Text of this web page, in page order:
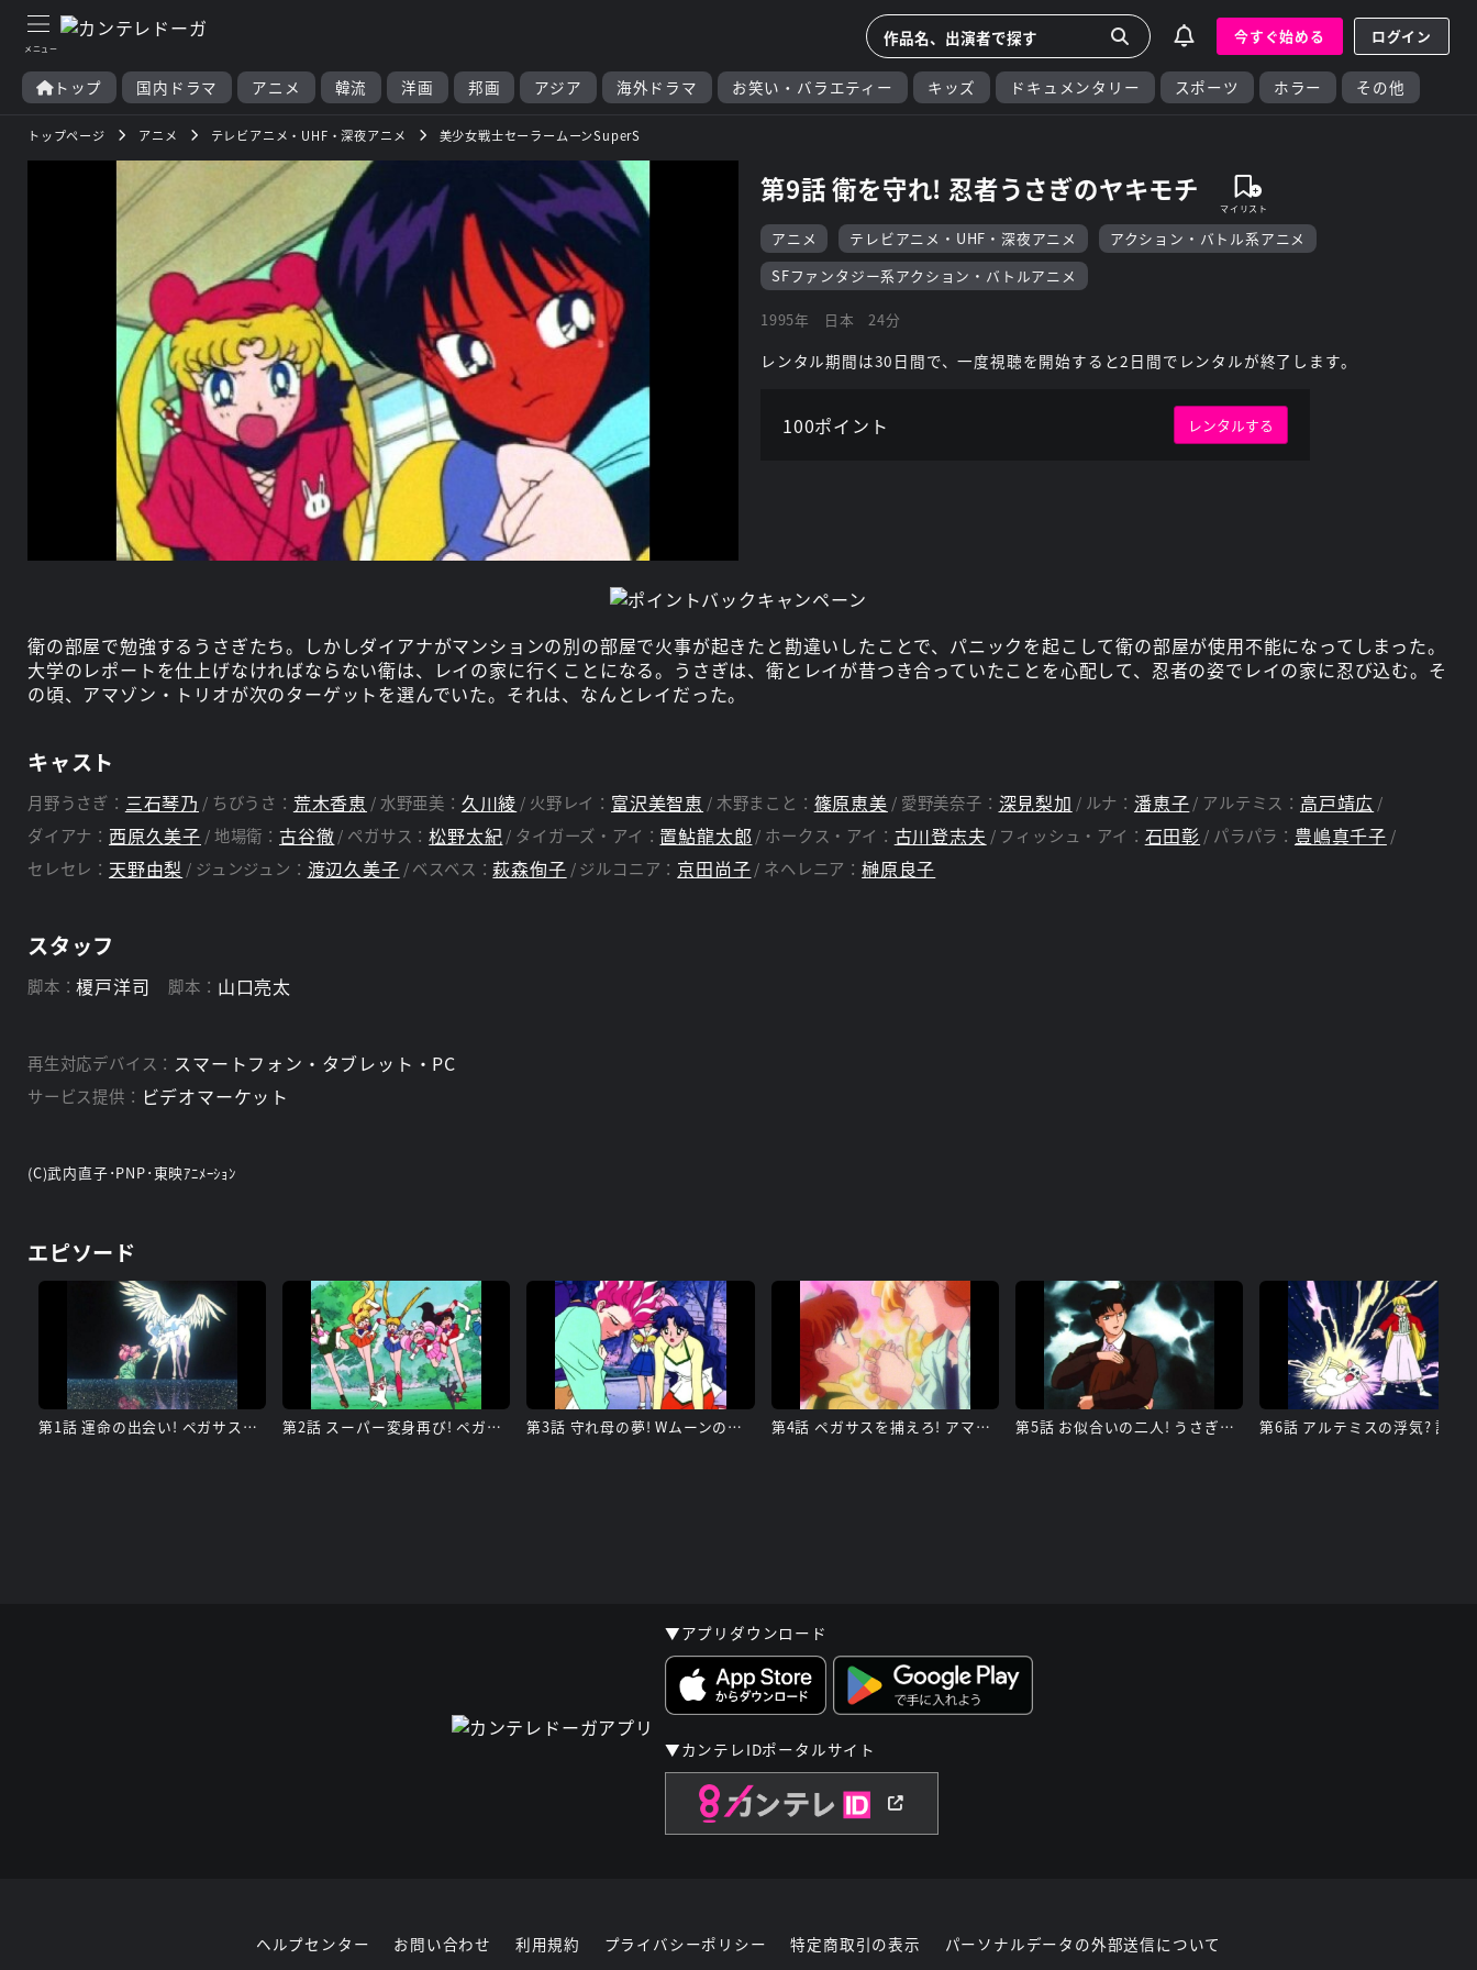
今すぐ始める ログイン
トップ 国内ドラマ アニメ 韓流 洋画 邦画 アジア 海外ドラマ お笑い・バラエティー キッズ ドキュメンタリー スポーツ ホラー その他
トップページ アニメ テレビアニメ・UHF・深夜アニメ 美少女戦士セーラームーンSuperS
第9話 衛を守れ! 忍者うさぎのヤキモチ
アニメ テレビアニメ・UHF・深夜アニメ
アクション・バトル系アニメ
SFファンタジー系アクション・バトルアニメ
1995年 日本 24分
レンタル期間は30日間で、一度視聴を開始すると2日間でレンタルが終了します。
100ポイント レンタルする
衛の部屋で勉強するうさぎたち。しかしダイアナがマンションの別の部屋で火事が起きたと勘違いしたことで、パニックを起こして衛の部屋が使用不能になってしまった。
大学のレポートを仕上げなければならない衛は、レイの家に行くことになる。うさぎは、衛とレイが昔つき合っていたことを心配して、忍者の姿でレイの家に忍び込む。そ
の頃、アマゾン・トリオが次のターゲットを選んでいた。それは、なんとレイだった。
キャスト
月野うさぎ： 三石琴乃 ちびうさ： 荒木香恵 水野亜美： 久川綾 火野レイ： 富沢美智恵 木野まこと： 篠原恵美 愛野美奈子： 深見梨加 ルナ： 潘恵子 アルテミス： 高戸靖広
ダイアナ： 西原久美子 地場衛：古谷徹 ペガサス：松野太紀 タイガーズ・アイ： 置鮎龍太郎 ホークス・アイ： 古川登志夫 フィッシュ・アイ： 石田彰 パラパラ： 豊嶋真千子
セレセレ： 天野由梨 ジュンジュン： 渡辺久美子 ベスベス：萩森侚子 ジルコニア： 京田尚子 ネヘレニア：榊原良子
スタッフ
脚本：榎戸洋司 脚本： 山口亮太
再生対応デバイス： スマートフォン・タブレット・PC
サービス提供： ビデオマーケット
(C)武内直子･PNP･東映ｱﾆﾒｰｼｮﾝ
エピソード
第1話 運命の出会い! ペガサスの舞う夜 第2話 スーパー変身再び! ペガサスの力 第3話 守れ母の夢! Wムーンの新必殺技 第4話 ペガサスを捕えろ! アマゾンの罠 第5話 お似合いの二人! うさぎと衛の愛
▼アプリダウンロード
▼カンテレIDポータルサイト
ヘルプセンター お問い合わせ 利用規約 プライバシーポリシー 特定商取引の表示 パーソナルデータの外部送信について